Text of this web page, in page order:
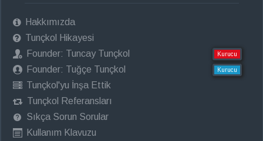
Hakkımızda
Tunçkol Hikayesi
Founder: Tuncay Tunçkol
Kurucu
Founder: Tuğçe Tunçkol Kurucu
Tunçkol'yu İnşa Ettik
Tunçkol Referansları
Sıkça Sorun Sorular
Kullanım Klavuzu